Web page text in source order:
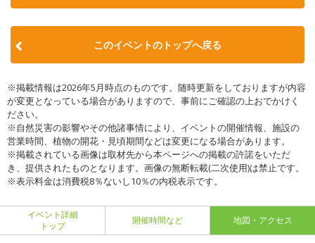
このイベントのトップへ戻る
※掲載情報は2026年5月時点のものです。随時更新をしておりますが内容
が変更となっている場合がありますので、事前にご確認の上おでかけく
ださい。
※自然災害の影響やその他諸事情により、イベントの開催情報、施設の
営業時間、植物の開花・見頃期間などは変更になる場合があります。
※掲載されている画像は取材先から本ページへの掲載の許諾をいただ
き、提供されたものとなります。画像の無断転載(二次使用)は禁止です。
※表示料金は消費税8％ないし10％の内税表示です。
イベント詳細
トップ
開催時間など 地図・アクセス